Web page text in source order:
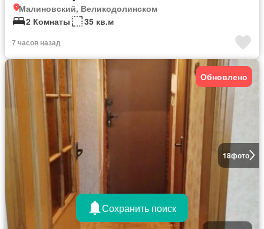
Малиновский, Великодолинском
2 Комнаты
35 кв.м
7 часов назад
18фото
Обновлено
Сохранить поиск